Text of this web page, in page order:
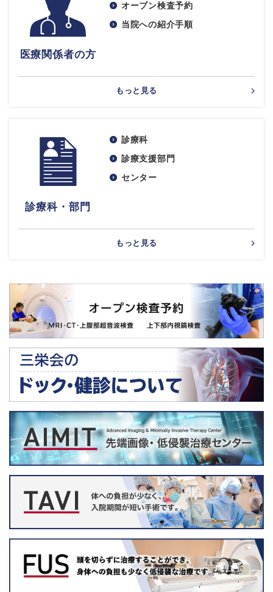
医療関係者の方
オープン検査予約
当院への紹介手順
もっと見る
診療科・部門
診療科
診療支援部門
センター
もっと見る